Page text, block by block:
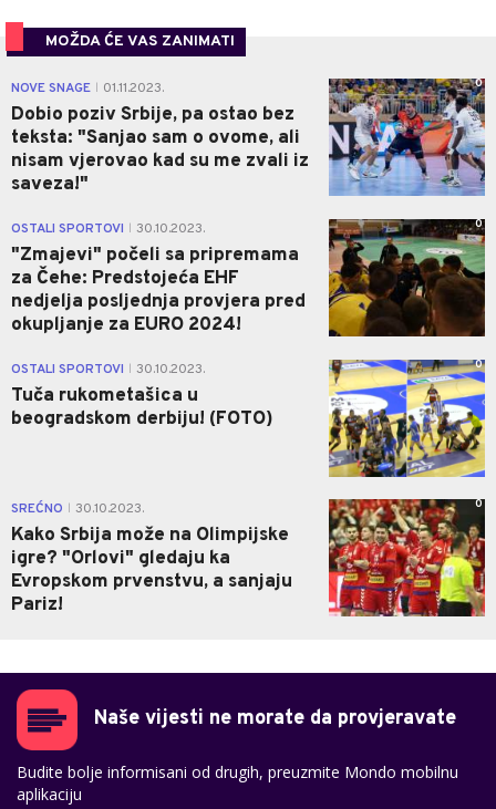
MOŽDA ĆE VAS ZANIMATI
NOVE SNAGE 01.11.2023.
Dobio poziv Srbije, pa ostao bez
teksta: "Sanjao sam o ovome, ali
nisam vjerovao kad su me zvali iz
saveza!"
0
OSTALI SPORTOVI 30.10.2023.
"Zmajevi" počeli sa pripremama
za Čehe: Predstojeća EHF
nedjelja posljednja provjera pred
okupljanje za EURO 2024!
0
OSTALI SPORTOVI 30.10.2023.
Tuča rukometašica u
beogradskom derbiju! (FOTO)
0
SREĆNO 30.10.2023.
Kako Srbija može na Olimpijske
igre? "Orlovi" gledaju ka
Evropskom prvenstvu, a sanjaju
Pariz!
0
Naše vijesti ne morate da provjeravate
Budite bolje informisani od drugih, preuzmite Mondo mobilnu
aplikaciju